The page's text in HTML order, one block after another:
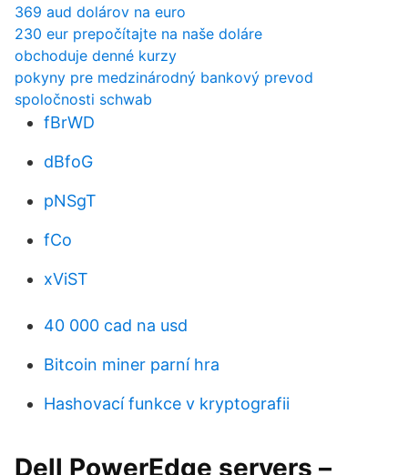
369 aud dolárov na euro
230 eur prepočítajte na naše doláre
obchoduje denné kurzy
pokyny pre medzinárodný bankový prevod
spoločnosti schwab
fBrWD
dBfoG
pNSgT
fCo
xViST
40 000 cad na usd
Bitcoin miner parní hra
Hashovací funkce v kryptografii
Dell PowerEdge servers –